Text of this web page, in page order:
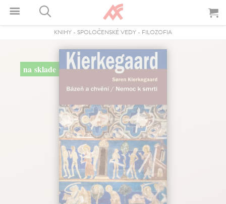
KNIHY - SPOLOČENSKÉ VEDY - FILOZOFIA
na sklade